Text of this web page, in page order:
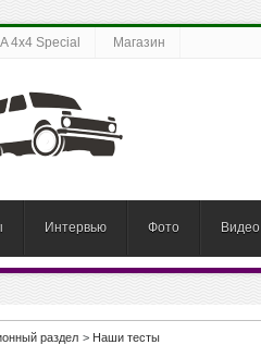
4x4 Special Магазин
Интервью Фото Видео
раздел > Наши тесты